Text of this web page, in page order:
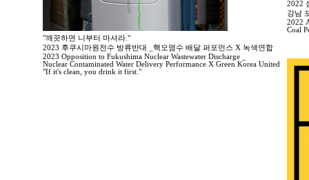
"깨끗하면 니부터 마셔라."
2023 후쿠시마원전수 방류반대 _핵오염수 배달 퍼포먼스 X 녹색연합
2023 Opposition to Fukushima Nuclear Wastewater Discharge _
Nuclear Contaminated Water Delivery Performance X Green Korea United
"If it's clean, you drink it first."
2022
강남
2022
Coal